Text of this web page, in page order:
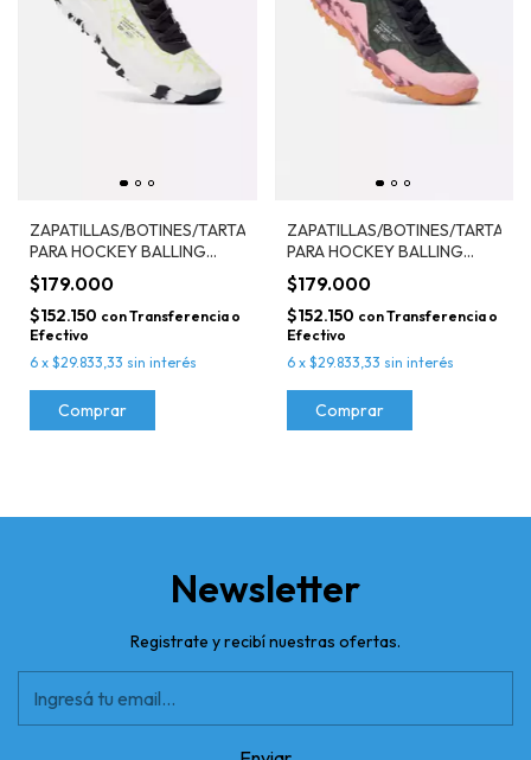
ZAPATILLAS/BOTINES/TARTANERAS
PARA HOCKEY BALLING
RISER RAVEN
$179.000
$152.150 conTransferencia o
Efectivo
6 x $29.833,33 sin interés
Comprar
ZAPATILLAS/BOTINES/
PARA HOCKEY BALLING
RISER ORCHID
$179.000
$152.150 conTransferencia o
Efectivo
6 x $29.833,33 sin interés
Comprar
Newsletter
Registrate y recibí nuestras ofertas.